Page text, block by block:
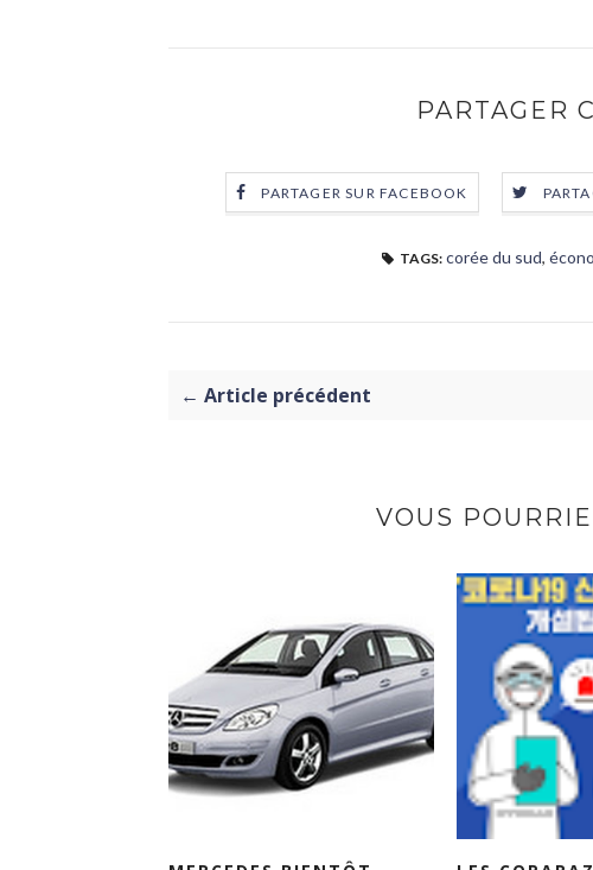
PARTAGER
PARTAGER SUR FACEBOOK
TAGS: corée du sud,
← Article précédent
VOUS